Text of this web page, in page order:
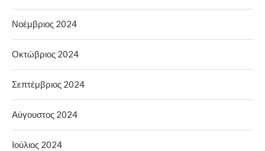
Νοέμβριος 2024
Οκτώβριος 2024
Σεπτέμβριος 2024
Αύγουστος 2024
Ιούλιος 2024